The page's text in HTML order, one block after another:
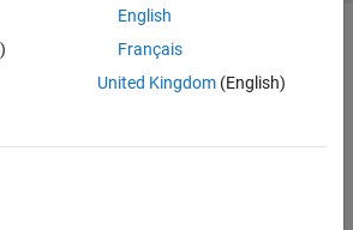
English
Français
United Kingdom(English)